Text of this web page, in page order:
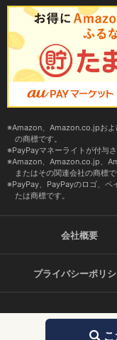
Amazon、Amazon.co.jpお
の商標です。
PayPayマネーライトが付与
Amazon、Amazon.co.jp、
またはその関連会社の商標で
PayPay、PayPayのロゴ、ペ
たは商標です。
会社概要
プライバシーポリ